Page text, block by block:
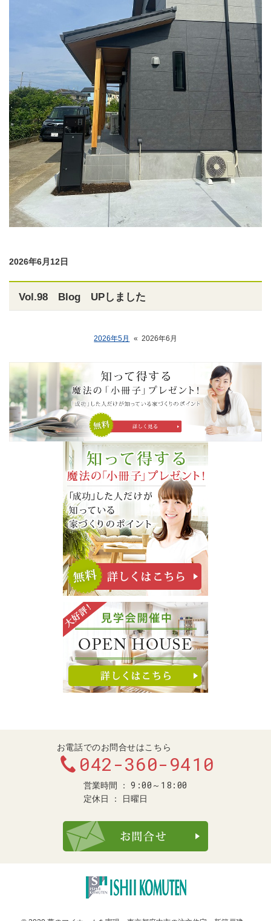
2026年6月12日
Vol.98 Blog UPしました
2026年5月 « 2026年6月
お電話でのお問合せはこちら
042-360-9410
営業時間 9:00～18:00
定休日 日曜日